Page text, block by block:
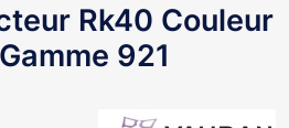
Rk40 Couleur
921